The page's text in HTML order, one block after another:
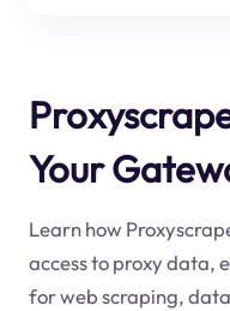
Your
Learn how
access to proxy data,
for web scraping,